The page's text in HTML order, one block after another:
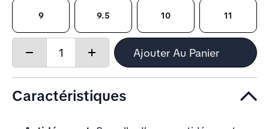
9 9.5 10 11
Quantity:
Increase
Ajouter Au Panier
Caractéristiques